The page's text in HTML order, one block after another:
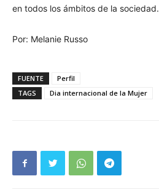
en todos los ámbitos de la sociedad.
Por: Melanie Russo
FUENTE
Perfil
TAGS
Dia internacional de la Mujer